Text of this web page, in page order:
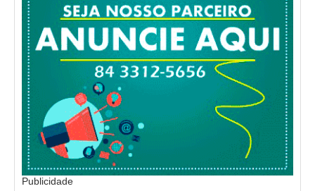
Publicidade